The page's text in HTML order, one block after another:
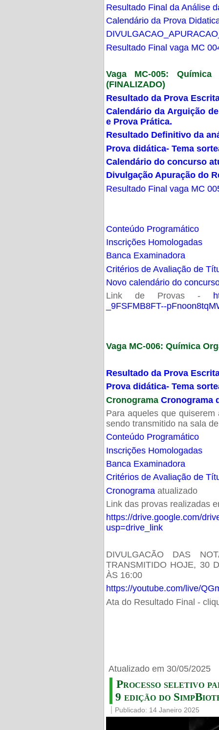
Resultado Final da Análise
Calendário da Prova
Resultado Final vaga MC
Vaga MC-005:
(FINALIZADO)
Resultado da Prova
Calendário da Arguição
e Prova Prática.
Resultado Definitivo da
Prova didática- Tema
Calendário do concurso
Divulgação Apuração do
Resultado Final vaga MC
Conteúdo Programático
Inscrições Homologadas
Banca Examinadora
Critérios de Avaliação de
Novo calendário do
Link de Provas -
_9FSFMB8FT--
Vaga MC-006: Química
Resultado da Prova
Prova didática- Tema
Cronograma Cronograma
Para aqueles que
sendo transmitido na sala
Conteúdo Programático
Inscrições Homologadas
Banca Examinadora
Critérios de Avaliação de
Cronogramaatualizado
Link das provas realizadas
https://drive.google.com/
usp=drive_link
DIVULGACÃO DAS
TRANSMITIDO HOJE, 30
ÀS 16:00
https://youtube.com/live/
Ata do Resultado Final -
Atualizado em 30/05/2025
Processo seletivo
9 edição do
Publicado: 14 Janeiro 2025